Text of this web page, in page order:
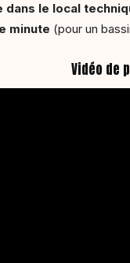
le local
minute (pour un
Vidéo de